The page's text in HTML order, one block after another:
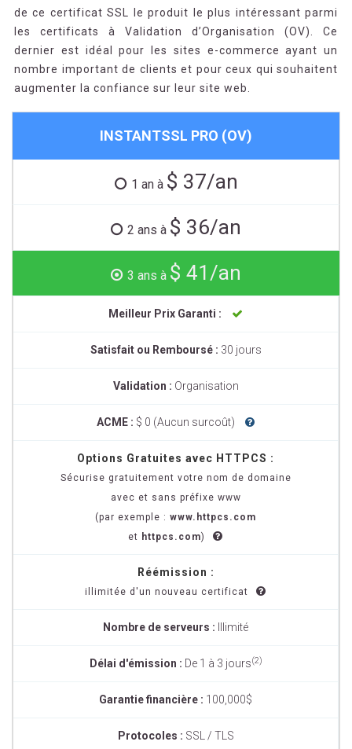
de ce certificat SSL le produit le plus intéressant parmi
les certificats à Validation d’Organisation (OV). Ce
dernier est idéal pour les sites e-commerce ayant un
nombre important de clients et pour ceux qui souhaitent
augmenter la confiance sur leur site web.
INSTANTSSL PRO (OV)
1 an à $ 37/an
2 ans à $ 36/an
3 ans à $ 41/an
Meilleur Prix Garanti :
Satisfait ou Remboursé : 30 jours
Validation : Organisation
ACME : $ 0 (Aucun surcoût)
Options Gratuites avec HTTPCS :
Sécurise gratuitement votre nom de domaine
avec et sans préfixe www
(par exemple : www.httpcs.com
et httpcs.com)
Réémission :
illimitée d'un nouveau certificat
Nombre de serveurs : Illimité
Délai d'émission : De 1 à 3 jours(2)
Garantie financière : 100,000$
Protocoles : SSL / TLS